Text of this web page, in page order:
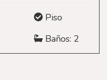
Piso
Baños: 2